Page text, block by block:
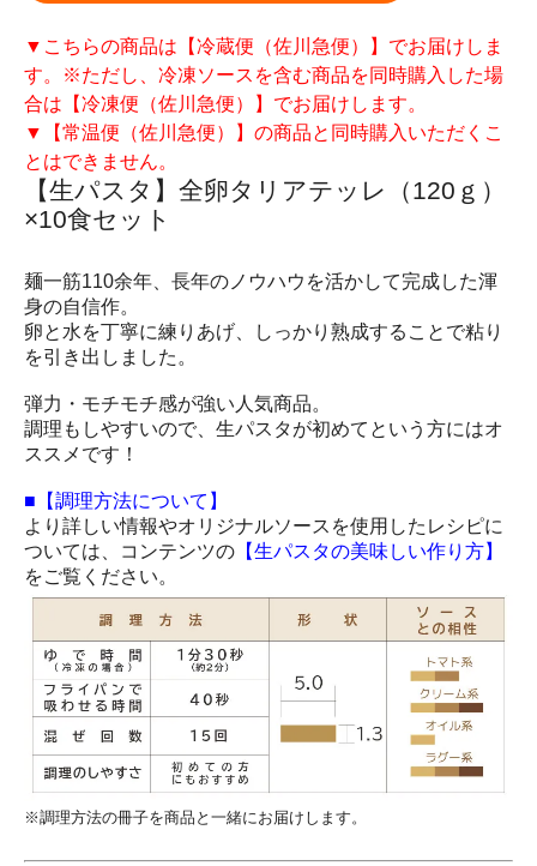
▼こちらの商品は【冷蔵便（佐川急便）】でお届けしま
す。※ただし、冷凍ソースを含む商品を同時購入した場
合は【冷凍便（佐川急便）】でお届けします。
▼【常温便（佐川急便）】の商品と同時購入いただくこ
とはできません。
【生パスタ】全卵タリアテッレ（120ｇ）
×10食セット
麺一筋110余年、長年のノウハウを活かして完成した渾
身の自信作。
卵と水を丁寧に練りあげ、しっかり熟成することで粘り
を引き出しました。
弾力・モチモチ感が強い人気商品。
調理もしやすいので、生パスタが初めてという方にはオ
ススメです！
■【調理方法について】
より詳しい情報やオリジナルソースを使用したレシピに
ついては、コンテンツの 【生パスタの美味しい作り方】
をご覧ください。
※調理方法の冊子を商品と一緒にお届けします。